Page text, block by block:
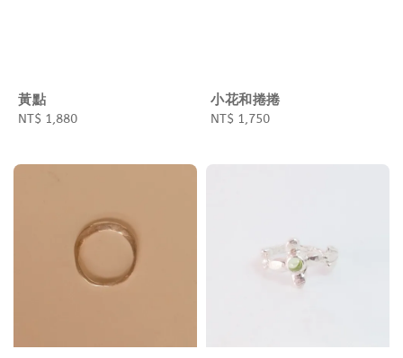
黃點
Regular
NT$ 1,880
小花和捲捲
Regular
NT$ 1,750